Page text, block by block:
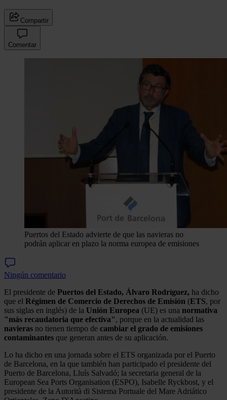
Compartir
Comentar
Puertos del Estado advierte de que las navieras no
podrán aplicar en plazo la norma europea de emisiones
Ningún comentario
El presidente de Puertos del Estado, Álvaro Rodríguez, ha dicho
que el Régimen de Comercio de Derechos de Emisión (ETS, por
sus siglas en inglés) de la Unión Europea (UE) es una normativa
"más recaudatoria que efectiva", porque en la actualidad las
navieras no tienen tiempo de cambiar el grado de emisiones
contaminantes que generan antes de su aplicación.
Lo ha dicho en una jornada sobre el ETS organizada por el Puerto
de Barcelona, en la que también han participado el presidente del
Puerto de Barcelona, Lluís Salvadó; la secretaria general de la
European Sea Ports Organisation (ESPO), Isabelle Ryckbost, y el
presidente de la Autorità di Sistema Portuale del Mare Adriático